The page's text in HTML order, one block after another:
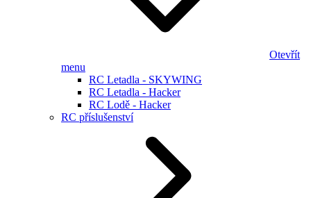
Otevřít
menu
RC Letadla - SKYWING
RC Letadla - Hacker
RC Lodě - Hacker
RC příslušenství